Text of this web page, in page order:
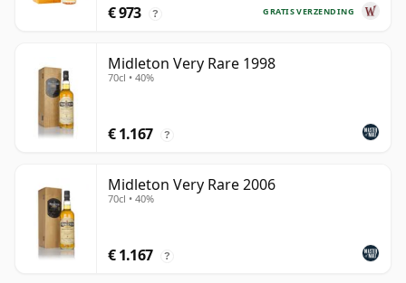
GRATIS VERZENDING
€ 973 ?
Midleton Very Rare 1998
70cl • 40%
€ 1.167 ?
Midleton Very Rare 2006
70cl • 40%
€ 1.167 ?